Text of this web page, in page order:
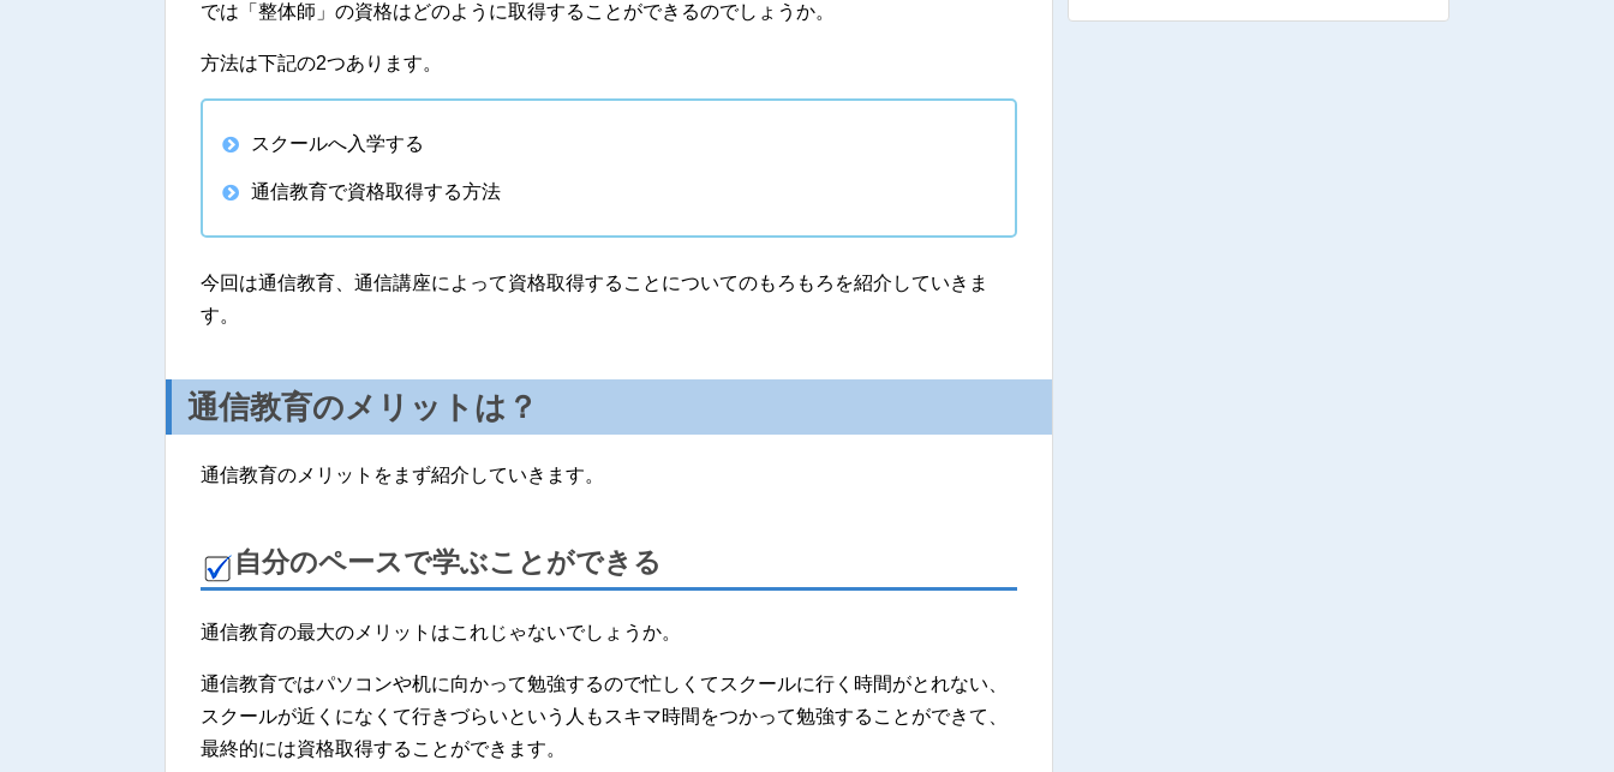
では「整体師」の資格はどのように取得することができるのでしょうか。
方法は下記の2つあります。
スクールへ入学する
通信教育で資格取得する方法
今回は通信教育、通信講座によって資格取得することについてのもろもろを紹介していきま
す。
通信教育のメリットは？
通信教育のメリットをまず紹介していきます。
自分のペースで学ぶことができる
通信教育の最大のメリットはこれじゃないでしょうか。
通信教育ではパソコンや机に向かって勉強するので忙しくてスクールに行く時間がとれない、
スクールが近くになくて行きづらいという人もスキマ時間をつかって勉強することができて、
最終的には資格取得することができます。